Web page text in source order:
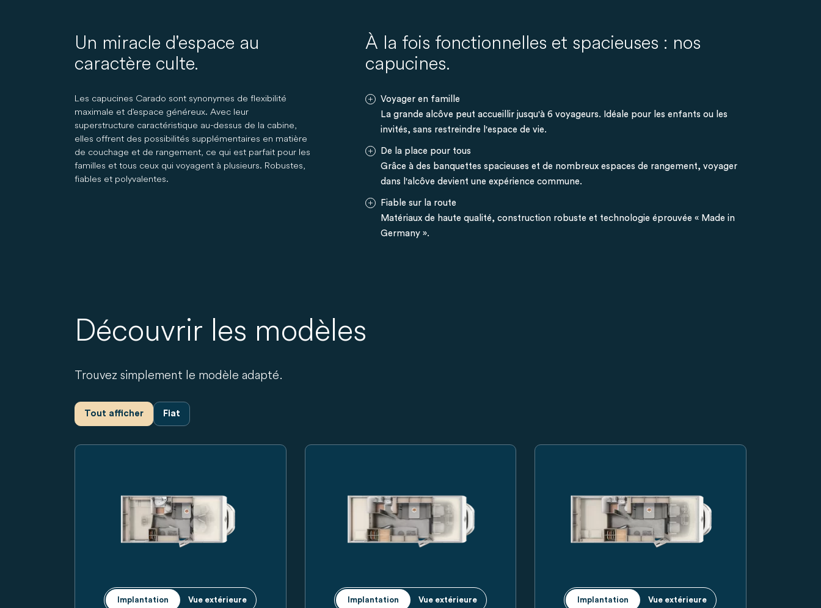
Un miracle d'espace au
caractère culte.
Les capucines Carado sont synonymes de flexibilité
maximale et d'espace généreux. Avec leur
superstructure caractéristique au-dessus de la cabine,
elles offrent des possibilités supplémentaires en matière
de couchage et de rangement, ce qui est parfait pour les
familles et tous ceux qui voyagent à plusieurs. Robustes,
fiables et polyvalentes.
À la fois fonctionnelles et spacieuses : nos
capucines.
Voyager en famille
La grande alcôve peut accueillir jusqu'à 6 voyageurs. Idéale pour les enfants ou les
invités, sans restreindre l'espace de vie.
De la place pour tous
Grâce à des banquettes spacieuses et de nombreux espaces de rangement, voyager
dans l'alcôve devient une expérience commune.
Fiable sur la route
Matériaux de haute qualité, construction robuste et technologie éprouvée « Made in
Germany ».
Découvrir les modèles
Trouvez simplement le modèle adapté.
Tout afficher Fiat
Implantation Vue extérieure Implantation Vue extérieure Implantation Vue extérieure